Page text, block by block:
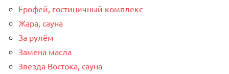
Ерофей, гостиничный комплекс
Жара, сауна
За рулём
Замена масла
Звезда Востока, сауна